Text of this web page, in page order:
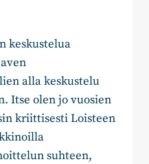
keskustelua
alla keskustelu
Itse olen jo vuosien
kriittisesti Loisteen
suhteen,